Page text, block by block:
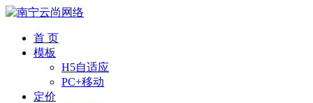
首 页
模板
H5自适应
PC+移动
定价